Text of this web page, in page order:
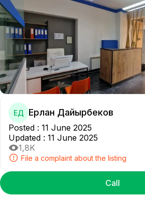
ЕД Ерлан Дайырбеков
Posted : 11 June 2025
Updated : 11 June 2025
1,8K
File a complaint about the listing
Call